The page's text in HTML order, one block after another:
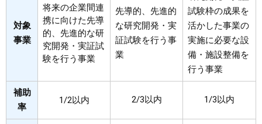
対象
事業
将来の企業間連
携に向けた先導
的、先進的な研
究開発・実証試
験を行う事業
先導的、先進的
な研究開発・実
証試験を行う事
業
試験枠の成果を
活かした事業の
実施に必要な設
備・施設整備を
行う事業
補助
率
1/2以内 2/3以内 1/3以内